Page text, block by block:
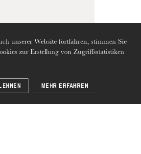
unserer Website fortfahren, stimmen Sie
zur Erstellung von Zugriffsstatistiken
MEHR ERFAHREN